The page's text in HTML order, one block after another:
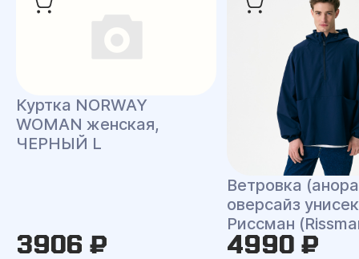
Куртка NORWAY
WOMAN женская,
ЧЕРНЫЙ L
3906 ₽
Ветровка
оверсайз
Риссман
4990 ₽